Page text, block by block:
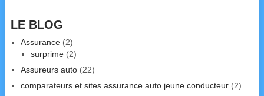
LE BLOG
Assurance(2)
surprime(2)
Assureurs auto(22)
comparateurs et sites assurance auto jeune conducteur(2)